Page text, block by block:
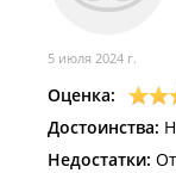
5 июля 2024 г.
Оценка:
Достоинства:
Недостатки: